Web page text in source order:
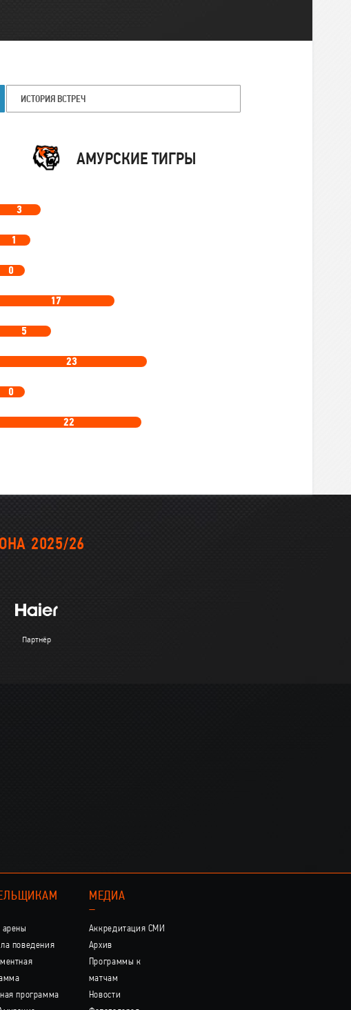
ИСТОРИЯ ВСТРЕЧ
АМУРСКИЕ ТИГРЫ
3
1
0
17
5
23
0
22
2025/26
Партнёр
арены
поведения
программа
МЕДИА
–
Аккредитация СМИ
Архив
Программы к
матчам
Новости